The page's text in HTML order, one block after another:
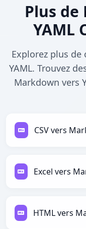
Plus
YAML
Explorez plus
YAML. Trouvez
Markdown vers